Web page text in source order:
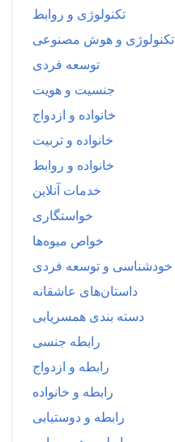
تکنولوژی و روابط
تکنولوژی و هوش مصنوعی
توسعه فردی
جنسیت و هویت
خانواده و ازدواج
خانواده و تربیت
خانواده و روابط
خدمات آنلاین
خواستگاری
خواص میوه‌ها
خودشناسی و توسعه فردی
داستان‌های عاشقانه
دسته بندی همسریابی
رابطه جنسی
رابطه و ازدواج
رابطه و خانواده
رابطه و دوستیابی